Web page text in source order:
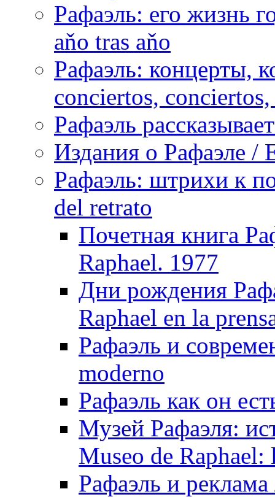
Рафаэль: его жизнь
aňo tras aňo
Рафаэль: концерты,
conciertos,
Рафаэль
Издания о Рафаэле /
Рафаэль: штрихи к
del retrato
Почетная книга
Raphael. 1977
Дни рождения
Raphael en la
Рафаэль и
moderno
Рафаэль как он
Музей Рафаэля:
Museo de
Рафаэль и